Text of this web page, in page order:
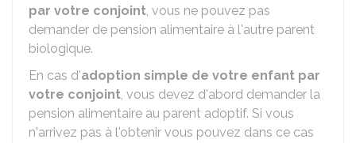
par votre conjoint, vous ne pouvez pas
demander de pension alimentaire à l'autre parent
biologique.
En cas d'adoption simple de votre enfant par
votre conjoint, vous devez d'abord demander la
pension alimentaire au parent adoptif. Si vous
n'arrivez pas à l'obtenir vous pouvez dans ce cas